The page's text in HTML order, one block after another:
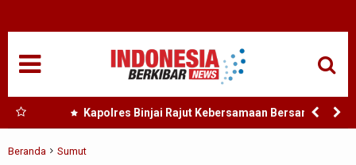
Kapolres Binjai Rajut Kebersamaan Bersama
Komunitas Ojek Online Kota Binjai
Beranda Sumut
NASIONAL
SUMUT